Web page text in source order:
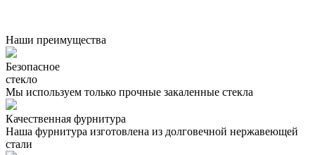
Наши преимущества
Безопасное
стекло
Мы используем только прочные закаленные стекла
Качественная фурнитура
Наша фурнитура изготовлена из долговечной нержавеющей
стали